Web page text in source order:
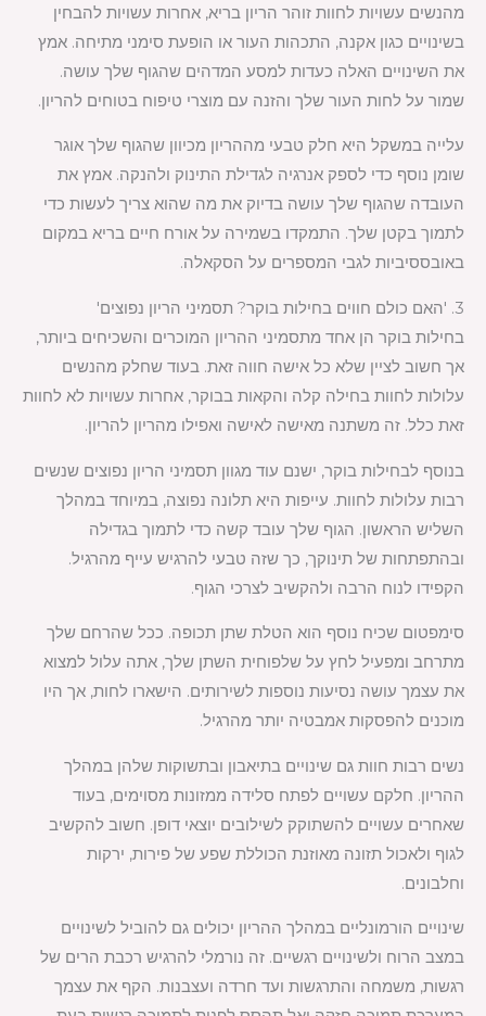
מהנשים עשויות לחוות זוהר הריון בריא, אחרות עשויות להבחין
בשינויים כגון אקנה, התכהות העור או הופעת סימני מתיחה. אמץ
את השינויים האלה כעדות למסע המדהים שהגוף שלך עושה.
שמור על לחות העור שלך והזנה עם מוצרי טיפוח בטוחים להריון.
עלייה במשקל היא חלק טבעי מההריון מכיוון שהגוף שלך אוגר
שומן נוסף כדי לספק אנרגיה לגדילת התינוק ולהנקה. אמץ את
העובדה שהגוף שלך עושה בדיוק את מה שהוא צריך לעשות כדי
לתמוך בקטן שלך. התמקדו בשמירה על אורח חיים בריא במקום
באובססיביות לגבי המספרים על הסקאלה.
3. 'האם כולם חווים בחילות בוקר? תסמיני הריון נפוצים'
בחילות בוקר הן אחד מתסמיני ההריון המוכרים והשכיחים ביותר,
אך חשוב לציין שלא כל אישה חווה זאת. בעוד שחלק מהנשים
עלולות לחוות בחילה קלה והקאות בבוקר, אחרות עשויות לא לחוות
זאת כלל. זה משתנה מאישה לאישה ואפילו מהריון להריון.
בנוסף לבחילות בוקר, ישנם עוד מגוון תסמיני הריון נפוצים שנשים
רבות עלולות לחוות. עייפות היא תלונה נפוצה, במיוחד במהלך
השליש הראשון. הגוף שלך עובד קשה כדי לתמוך בגדילה
ובהתפתחות של תינוקך, כך שזה טבעי להרגיש עייף מהרגיל.
הקפידו לנוח הרבה ולהקשיב לצרכי הגוף.
סימפטום שכיח נוסף הוא הטלת שתן תכופה. ככל שהרחם שלך
מתרחב ומפעיל לחץ על שלפוחית השתן שלך, אתה עלול למצוא
את עצמך עושה נסיעות נוספות לשירותים. הישארו לחות, אך היו
מוכנים להפסקות אמבטיה יותר מהרגיל.
נשים רבות חוות גם שינויים בתיאבון ובתשוקות שלהן במהלך
ההריון. חלקם עשויים לפתח סלידה ממזונות מסוימים, בעוד
שאחרים עשויים להשתוקק לשילובים יוצאי דופן. חשוב להקשיב
לגוף ולאכול תזונה מאוזנת הכוללת שפע של פירות, ירקות
וחלבונים.
שינויים הורמונליים במהלך ההריון יכולים גם להוביל לשינויים
במצב הרוח ולשינויים רגשיים. זה נורמלי להרגיש רכבת הרים של
רגשות, משמחה והתרגשות ועד חרדה ועצבנות. הקף את עצמך